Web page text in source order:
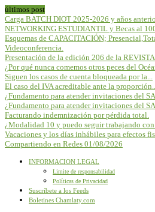
últimos post
Carga BATCH DIOT 2025-2026 y años
NETWORKING ESTUDIANTIL y Becas al
Esquemas de CAPACITACIÓN;
Videoconferencia.
Presentación de la edición 206 de la
¿Por qué nunca comemos otros peces del
Siguen los casos de cuenta bloqueada por la...
El caso del IVA acreditable ante la
¿Fundamento para atender invitaciones del
¿Fundamento para atender invitaciones del
Facturando indemnización por pérdida total.
¿Modalidad 10 y puedo seguir trabajando
Vacaciones y los días inhábiles para efectos
Compartiendo en Redes 01/08/2026
INFORMACION LEGAL
Limite de responsabilidad
Políticas de Privacidad
Suscríbete a los Feeds
Boletines Chamlaty.com